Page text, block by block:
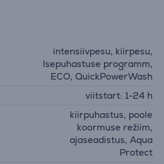
intensiivpesu, kiirpesu,
Isepuhastuse programm,
ECO, QuickPowerWash
viitstart: 1-24 h
kiirpuhastus, poole
koormuse režiim,
ajaseadistus, Aqua
Protect